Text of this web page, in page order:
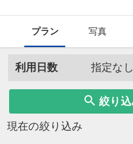
プラン 写真
利用日数 指定なし
絞り
現在の絞り込み